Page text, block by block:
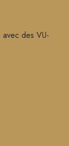
des VU-